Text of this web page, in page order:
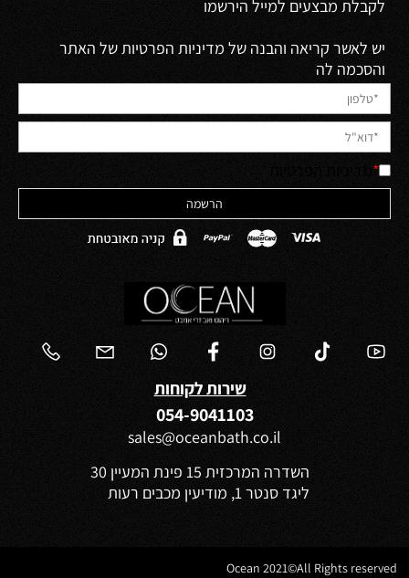
לקבלת מבצעים למייל הירשמו
יש לאשר קריאה והבנה של מדיניות הפרטיות של האתר
והסכמה לה
*
שירות לקוחות
054-9041103
sales@oceanbath.co.il
השדרה המרכזית 15 פינת המעיין 30
ליגד סנטר 1, מודיעין מכבים רעות